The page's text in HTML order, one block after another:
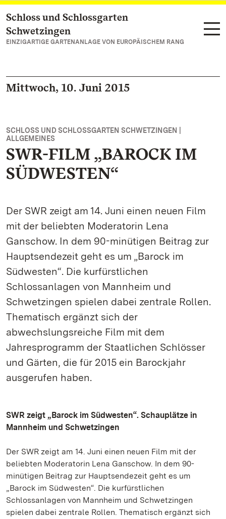
Zum Hauptinhalt springen
Schloss und Schlossgarten
Schwetzingen
EINZIGARTIGE GARTENANLAGE VON EUROPÄISCHEM RANG
Mittwoch, 10. Juni 2015
SCHLOSS UND SCHLOSSGARTEN SCHWETZINGEN |
ALLGEMEINES
SWR-FILM „BAROCK IM
SÜDWESTEN“
Der SWR zeigt am 14. Juni einen neuen Film
mit der beliebten Moderatorin Lena
Ganschow. In dem 90-minütigen Beitrag zur
Hauptsendezeit geht es um „Barock im
Südwesten“. Die kurfürstlichen
Schlossanlagen von Mannheim und
Schwetzingen spielen dabei zentrale Rollen.
Thematisch ergänzt sich der
abwechslungsreiche Film mit dem
Jahresprogramm der Staatlichen Schlösser
und Gärten, die für 2015 ein Barockjahr
ausgerufen haben.
SWR zeigt „Barock im Südwesten“. Schauplätze in
Mannheim und Schwetzingen
Der SWR zeigt am 14. Juni einen neuen Film mit der
beliebten Moderatorin Lena Ganschow. In dem 90-
minütigen Beitrag zur Hauptsendezeit geht es um
„Barock im Südwesten“. Die kurfürstlichen
Schlossanlagen von Mannheim und Schwetzingen
spielen dabei zentrale Rollen. Thematisch ergänzt sich